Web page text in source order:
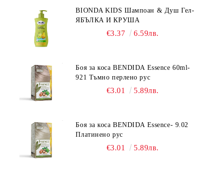
BIONDA KIDS Шампоан & Душ Гел-
ЯБЪЛКА И КРУША
€3.37 6.59лв.
Боя за коса BENDIDA Essence 60ml-
921 Тъмно перлено рус
€3.01 5.89лв.
Боя за коса BENDIDA Essence- 9.02
Платинено рус
€3.01 5.89лв.